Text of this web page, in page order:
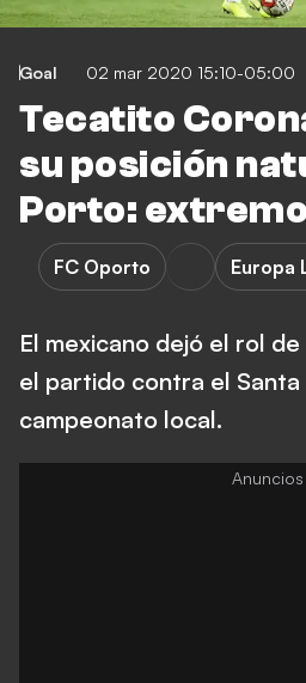
Goal 02 mar 2020 15:10-05:00
Tecatito
su posición
Porto: extremo
FC Oporto Europa
El mexicano dejó el rol
el partido contra el
campeonato local.